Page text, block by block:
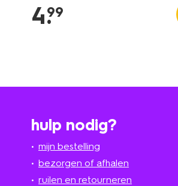
4.
99
hulp nodig?
mijn bestelling
bezorgen of afhalen
ruilen en retourneren